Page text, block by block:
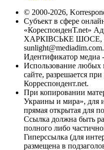
© 2000-2026,
Субъект в сфере
«КореспонденТ.net»
ХАРКІВСЬКЕ ШОСЕ,
Идентификатор медиа
Использование любых
сайте, разрешается
Корреспондент.net.
При копировании
Украины и мира», для
прямая открытая для
Ссылка должна быть
полного либо
Гиперссылка (для
размещена в